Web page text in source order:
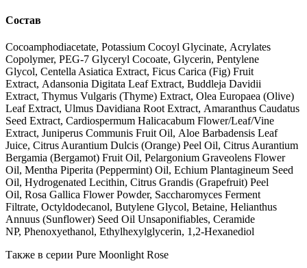
Состав
Cocoamphodiacetate, Potassium Cocoyl Glycinate, Acrylates
Copolymer, PEG-7 Glyceryl Cocoate, Glycerin, Pentylene
Glycol, Centella Asiatica Extract, Ficus Carica (Fig) Fruit
Extract, Adansonia Digitata Leaf Extract, Buddleja Davidii
Extract, Thymus Vulgaris (Thyme) Extract, Olea Europaea (Olive)
Leaf Extract, Ulmus Davidiana Root Extract, Amaranthus Caudatus
Seed Extract, Cardiospermum Halicacabum Flower/Leaf/Vine
Extract, Juniperus Communis Fruit Oil, Aloe Barbadensis Leaf
Juice, Citrus Aurantium Dulcis (Orange) Peel Oil, Citrus Aurantium
Bergamia (Bergamot) Fruit Oil, Pelargonium Graveolens Flower
Oil, Mentha Piperita (Peppermint) Oil, Echium Plantagineum Seed
Oil, Hydrogenated Lecithin, Citrus Grandis (Grapefruit) Peel
Oil, Rosa Gallica Flower Powder, Saccharomyces Ferment
Filtrate, Octyldodecanol, Butylene Glycol, Betaine, Helianthus
Annuus (Sunflower) Seed Oil Unsaponifiables, Ceramide
NP, Phenoxyethanol, Ethylhexylglycerin, 1,2-Hexanediol
Также в серии Pure Moonlight Rose